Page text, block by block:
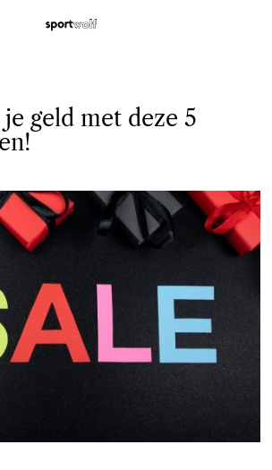
geld met deze 5